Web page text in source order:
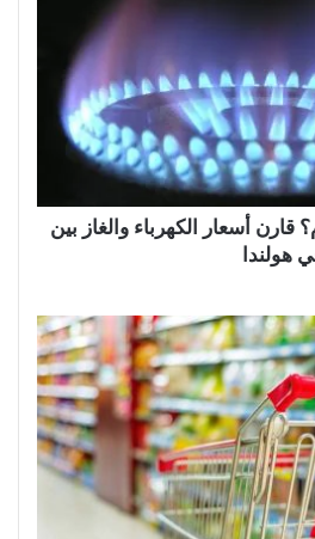
قارن أسعار الكهرباء والغاز بين
هولندا